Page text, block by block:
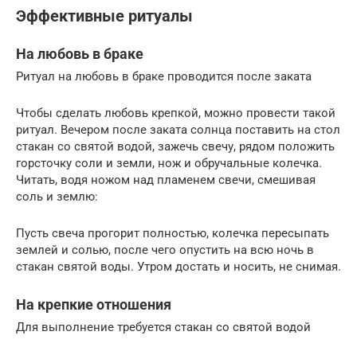
Эффективные ритуалы
На любовь в браке
Ритуал на любовь в браке проводится после заката
Чтобы сделать любовь крепкой, можно провести такой
ритуал. Вечером после заката солнца поставить на стол
стакан со святой водой, зажечь свечу, рядом положить
горсточку соли и земли, нож и обручальные колечка.
Читать, водя ножом над пламенем свечи, смешивая
соль и землю:
Пусть свеча прогорит полностью, колечка пересыпать
землей и солью, после чего опустить на всю ночь в
стакан святой воды. Утром достать и носить, не снимая.
На крепкие отношения
Для выполнение требуется стакан со святой водой